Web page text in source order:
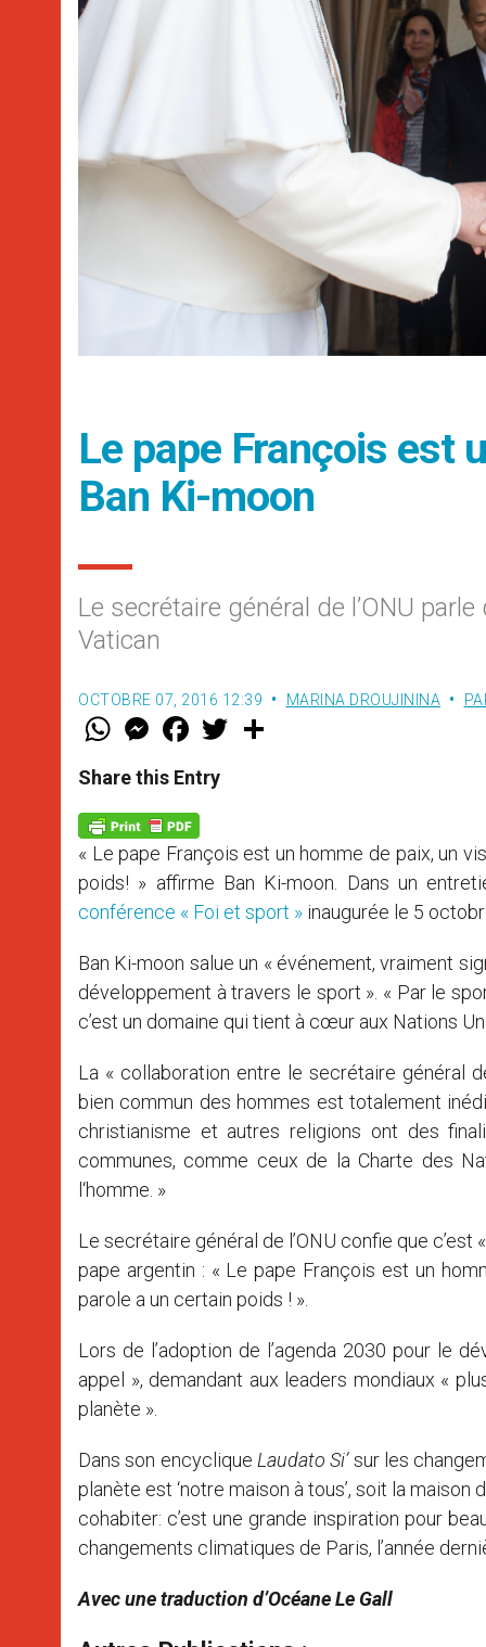
Le pape François est
Ban Ki-moon
Le secrétaire général de l’ONU
Vatican
OCTOBRE 07, 2016 12:39 MARINA DROUJININA
W
t
s
p
p
M
e
s
e
g
e
r
F
a
e
b
k
w
Share this Entry
« Le pape François est un homme de paix, un
poids! » affirme Ban Ki-moon. Dans un
conférence « Foi et sport » inaugurée le 5
Ban Ki-moon salue un « événement, vraiment
développement à travers le sport ». « Par le
c’est un domaine qui tient à cœur aux Nations
La « collaboration entre le secrétaire général
bien commun des hommes est totalement
christianisme et autres religions ont des
communes, comme ceux de la Charte des
l‘homme. »
Le secrétaire général de l’ONU confie que
pape argentin : « Le pape François est un
parole a un certain poids ! ».
Lors de l’adoption de l’agenda 2030 pour le
appel », demandant aux leaders mondiaux «
planète ».
Dans son encyclique Laudato Si’sur les
planète est ‘notre maison à tous’, soit la
cohabiter: c’est une grande inspiration pour
changements climatiques de Paris, l’année
Avec une traduction d’Océane Le Gall